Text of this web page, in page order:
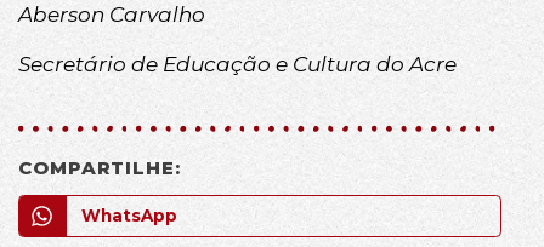
Aberson Carvalho
Secretário de Educação e Cultura do Acre
COMPARTILHE:
WhatsApp